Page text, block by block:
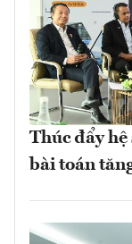
Thúc đẩy
bài toán